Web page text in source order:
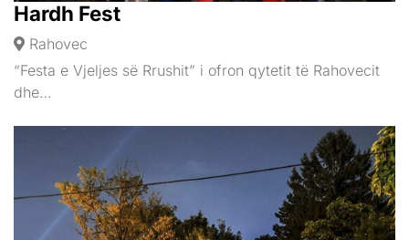
Hardh Fest
Rahovec
“Festa e Vjeljes së Rrushit” i ofron qytetit të Rahovecit
dhe…